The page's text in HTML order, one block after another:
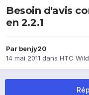
Besoin d'avis
en 2.2.1
Par benjy20
14 mai 2011 dans HTC